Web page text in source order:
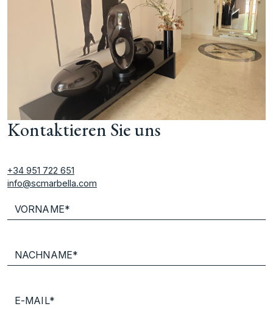
Kontaktieren Sie uns
+34 951 722 651
info@scmarbella.com